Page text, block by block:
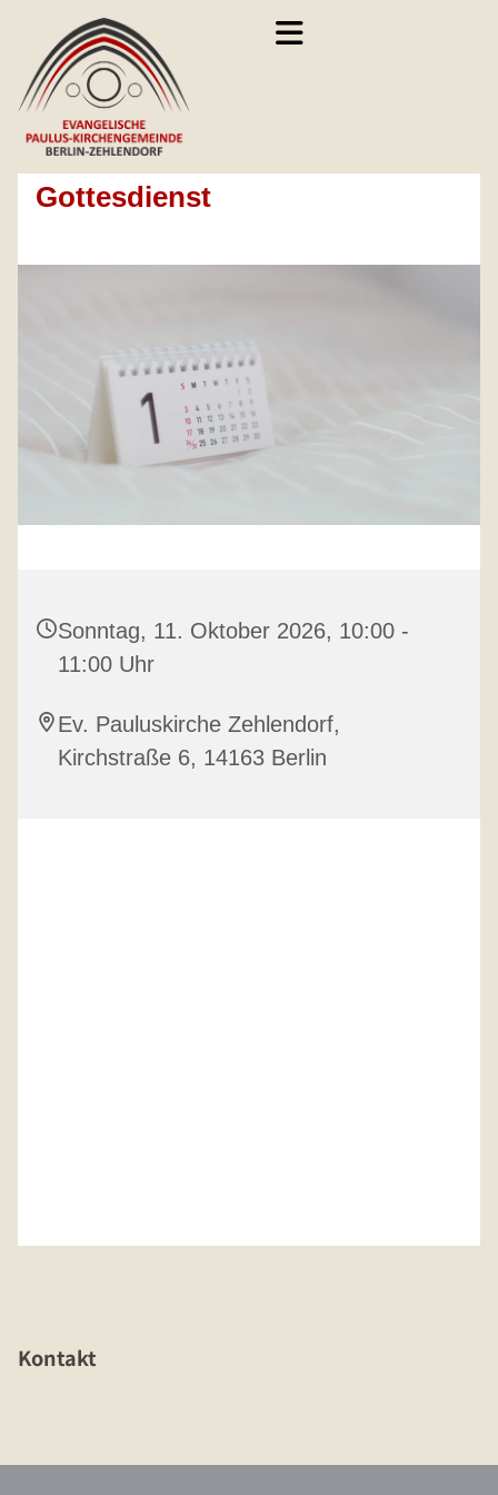
Gottesdienst
Sonntag, 11. Oktober 2026, 10:00 -
11:00 Uhr
Ev. Pauluskirche Zehlendorf,
Kirchstraße 6, 14163 Berlin
Kontakt